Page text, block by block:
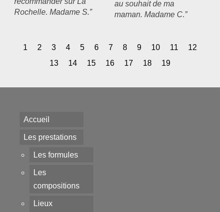
Contact
Rochelle. Madame S.”
au souhait de ma
maman. Madame C.”
1 2 3 4 5 6 7 8 9 10 11
12
13
14 15 16 17 18 19
Accueil
Les prestations
Les formules
Les
compositions
Lieux